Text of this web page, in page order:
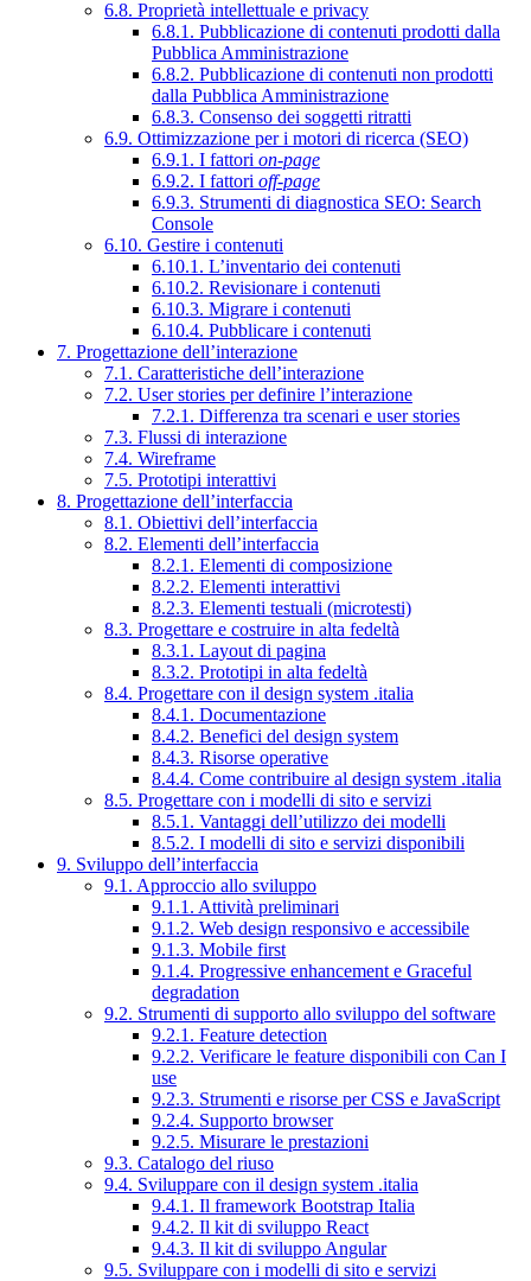
6.8. Proprietà intellettuale e privacy
6.8.1. Pubblicazione di contenuti prodotti dalla
Pubblica Amministrazione
6.8.2. Pubblicazione di contenuti non prodotti
dalla Pubblica Amministrazione
6.8.3. Consenso dei soggetti ritratti
6.9. Ottimizzazione per i motori di ricerca (SEO)
6.9.1. I fattori on-page
6.9.2. I fattori off-page
6.9.3. Strumenti di diagnostica SEO: Search
Console
6.10. Gestire i contenuti
6.10.1. L’inventario dei contenuti
6.10.2. Revisionare i contenuti
6.10.3. Migrare i contenuti
6.10.4. Pubblicare i contenuti
7. Progettazione dell’interazione
7.1. Caratteristiche dell’interazione
7.2. User stories per definire l’interazione
7.2.1. Differenza tra scenari e user stories
7.3. Flussi di interazione
7.4. Wireframe
7.5. Prototipi interattivi
8. Progettazione dell’interfaccia
8.1. Obiettivi dell’interfaccia
8.2. Elementi dell’interfaccia
8.2.1. Elementi di composizione
8.2.2. Elementi interattivi
8.2.3. Elementi testuali (microtesti)
8.3. Progettare e costruire in alta fedeltà
8.3.1. Layout di pagina
8.3.2. Prototipi in alta fedeltà
8.4. Progettare con il design system .italia
8.4.1. Documentazione
8.4.2. Benefici del design system
8.4.3. Risorse operative
8.4.4. Come contribuire al design system .italia
8.5. Progettare con i modelli di sito e servizi
8.5.1. Vantaggi dell’utilizzo dei modelli
8.5.2. I modelli di sito e servizi disponibili
9. Sviluppo dell’interfaccia
9.1. Approccio allo sviluppo
9.1.1. Attività preliminari
9.1.2. Web design responsivo e accessibile
9.1.3. Mobile first
9.1.4. Progressive enhancement e Graceful
degradation
9.2. Strumenti di supporto allo sviluppo del software
9.2.1. Feature detection
9.2.2. Verificare le feature disponibili con Can I
use
9.2.3. Strumenti e risorse per CSS e JavaScript
9.2.4. Supporto browser
9.2.5. Misurare le prestazioni
9.3. Catalogo del riuso
9.4. Sviluppare con il design system .italia
9.4.1. Il framework Bootstrap Italia
9.4.2. Il kit di sviluppo React
9.4.3. Il kit di sviluppo Angular
9.5. Sviluppare con i modelli di sito e servizi